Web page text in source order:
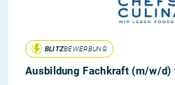
BLITZBEWERBUNG
Ausbildung Fachkraft (m/w/